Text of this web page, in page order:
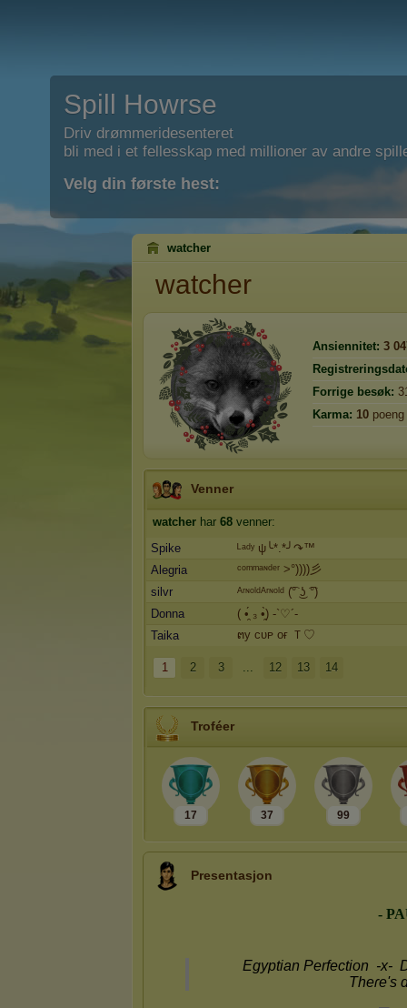
Spill Howrse
Driv drømmeridesenteret
bli med i et fellesskap med millioner av andre
Velg din første hest:
watcher
watcher
Ansiennitet: 3
Forrige besøk:
Karma: 10 poeng
Venner
watcher har 68 venner:
Spike
ᴸᵃᵈʸ ψ╰*.*╯↷™
Alegria
ᶜᵒᵐᵐᵃᶰᵈᵉʳ >°))))彡
silvr
ᴬʳᶰᵒˡᵈᴬʳᶰᵒˡᵈ (͡° ͜ʖ ͡°)
Donna
( •̯́ ₃ •̯̀) -`♡´-
Taika
ຕу ᴄᴜᴘ ᴏғ Ｔ♡
1 2 3 ... 12 13 14
Troféer
17 37 99
Presentasjon